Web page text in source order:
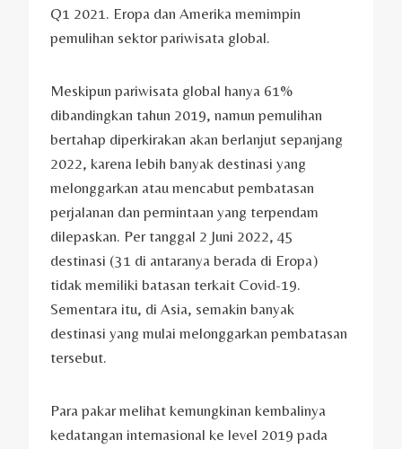
Q1 2021. Eropa dan Amerika memimpin
pemulihan sektor pariwisata global.
Meskipun pariwisata global hanya 61%
dibandingkan tahun 2019, namun pemulihan
bertahap diperkirakan akan berlanjut sepanjang
2022, karena lebih banyak destinasi yang
melonggarkan atau mencabut pembatasan
perjalanan dan permintaan yang terpendam
dilepaskan. Per tanggal 2 Juni 2022, 45
destinasi (31 di antaranya berada di Eropa)
tidak memiliki batasan terkait Covid-19.
Sementara itu, di Asia, semakin banyak
destinasi yang mulai melonggarkan pembatasan
tersebut.
Para pakar melihat kemungkinan kembalinya
kedatangan internasional ke level 2019 pada